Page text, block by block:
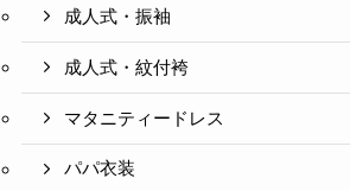
成人式・振袖
成人式・紋付袴
マタニティードレス
パパ衣装